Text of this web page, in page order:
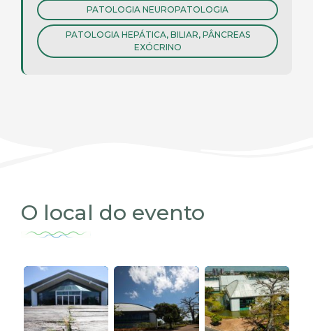
PATOLOGIA NEUROPATOLOGIA
PATOLOGIA HEPÁTICA, BILIAR, PÂNCREAS
EXÓCRINO
O local do evento